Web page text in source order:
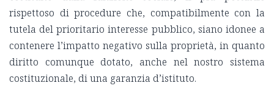
rispettoso di procedure che, compatibilmente con la
tutela del prioritario interesse pubblico, siano idonee a
contenere l’impatto negativo sulla proprietà, in quanto
diritto comunque dotato, anche nel nostro sistema
costituzionale, di una garanzia d’istituto.